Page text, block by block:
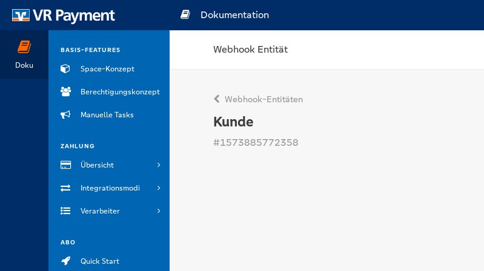
Doku
BASIS-FEATURES
Space-Konzept
Berechtigungskonzept
Manuelle Tasks
ZAHLUNG
Übersicht
Integrationsmodi
Verarbeiter
ABO
Quick Start
Dokumentation
Webhook Entität
Webhook-Entitäten
Kunde
#1573885772358